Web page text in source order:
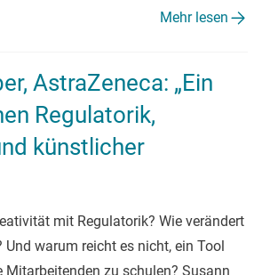
Mehr lesen
AstraZeneca: „Ein
Regulatorik,
künstlicher
mit Regulatorik? Wie verändert
Und warum reicht es nicht, ein Tool
Mitarbeitenden zu schulen? Susann